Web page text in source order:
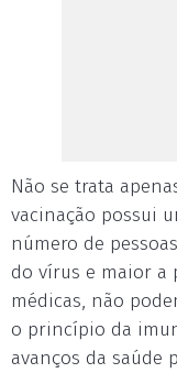
Não se trata
vacinação possui
número de
do vírus e maior a
médicas, não
o princípio da
avanços da saúde